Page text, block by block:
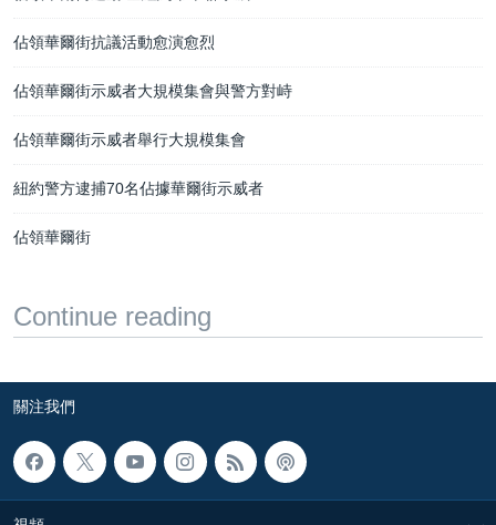
佔領華爾街抗議活動愈演愈烈
佔領華爾街示威者大規模集會與警方對峙
佔領華爾街示威者舉行大規模集會
紐約警方逮捕70名佔據華爾街示威者
佔領華爾街
Continue reading
關注我們